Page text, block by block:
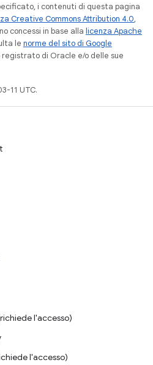
i contenuti di questa pagina
Creative Commons Attribution 4.0,
concessi in base alla licenza Apache
le norme del sito di Google
registrato di Oracle e/o delle sue
11 UTC.
l'accesso)
l'accesso)